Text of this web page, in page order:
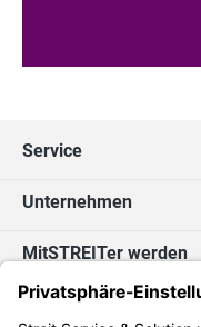
Service
Unternehmen
MitSTREITer werden
Kontakt